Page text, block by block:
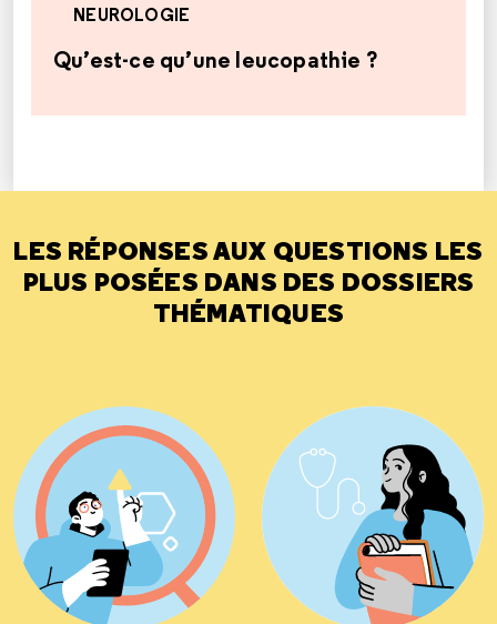
NEUROLOGIE
Qu’est-ce qu’une leucopathie ?
LES RÉPONSES AUX QUESTIONS LES
PLUS POSÉES DANS DES DOSSIERS
THÉMATIQUES